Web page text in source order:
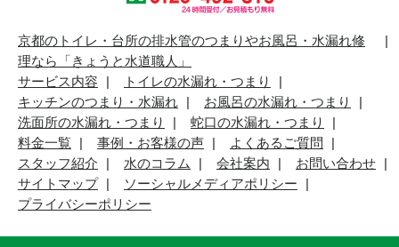
京都のトイレ・台所の排水管のつまりやお風呂・水漏れ修
理なら「きょうと水道職人」
サービス内容
トイレの水漏れ・つまり
キッチンのつまり・水漏れ
お風呂の水漏れ・つまり
洗面所の水漏れ・つまり
蛇口の水漏れ・つまり
料金一覧
事例・お客様の声
よくあるご質問
スタッフ紹介
水のコラム 会社案内
お問い合わせ
サイトマップ
ソーシャルメディアポリシー
プライバシーポリシー